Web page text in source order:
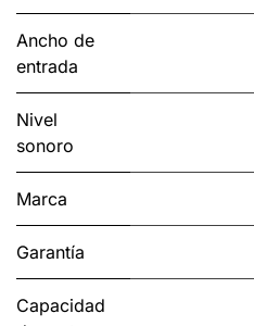
Ancho de
entrada
Nivel
sonoro
Marca
Garantía
Capacidad